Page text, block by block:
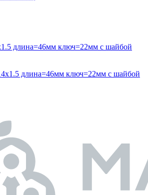
длина=46мм ключ=22мм с шайбой